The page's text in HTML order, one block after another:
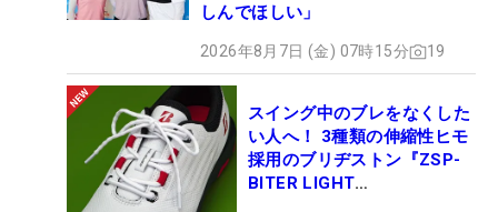
しんでほしい」
2026年8月7日 (金) 07時15分 19
スイング中のブレをなくした
い人へ！ 3種類の伸縮性ヒモ
採用のブリヂストン『ZSP-
BITER LIGHT